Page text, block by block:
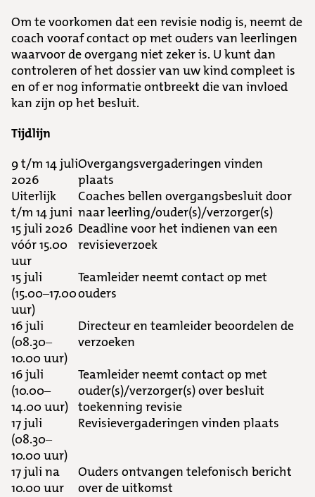
Om te voorkomen dat een revisie nodig is, neemt de
coach vooraf contact op met ouders van leerlingen
waarvoor de overgang niet zeker is. U kunt dan
controleren of het dossier van uw kind compleet is
en of er nog informatie ontbreekt die van invloed
kan zijn op het besluit.
Tijdlijn
9 t/m 14 juli
2026
Overgangsvergaderingen vinden
plaats
Uiterlijk
t/m 14 juni
Coaches bellen overgangsbesluit door
naar leerling/ouder(s)/verzorger(s)
15 juli 2026
vóór 15.00
uur
Deadline voor het indienen van een
revisieverzoek
15 juli
(15.00–17.00
uur)
Teamleider neemt contact op met
ouders
16 juli
(08.30–
10.00 uur)
Directeur en teamleider beoordelen de
verzoeken
16 juli
(10.00–
14.00 uur)
Teamleider neemt contact op met
ouder(s)/verzorger(s) over besluit
toekenning revisie
17 juli
(08.30–
10.00 uur)
Revisievergaderingen vinden plaats
17 juli na
10.00 uur
Ouders ontvangen telefonisch bericht
over de uitkomst